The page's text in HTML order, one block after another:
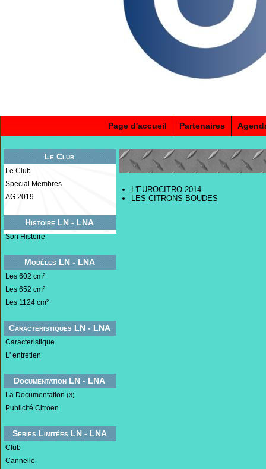
Page d'accueil Partenaires
Le Club
Le Club
Special Membres
AG 2019
Histoire LN - LNA
Son Histoire
Modèles LN - LNA
Les 602 cm²
Les 652 cm²
Les 1124 cm²
Caracteristiques LN - LNA
Caracteristique
L' entretien
Documentation LN - LNA
La Documentation (3)
Publicité Citroen
Series Limitées LN - LNA
Club
Cannelle
L'EUROCITRO 2014
LES CITRONS BOUDES